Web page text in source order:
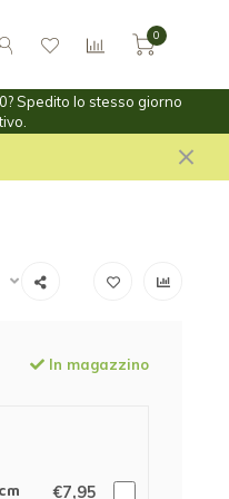
0
Spedito lo stesso giorno
In magazzino
€7,95